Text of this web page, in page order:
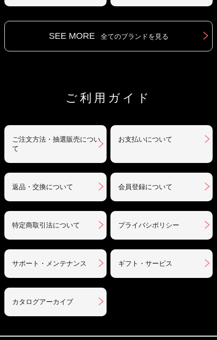
SEE MORE 全てのブランドを見る
ご利用ガイド
ご注文方法・抽選販売につい
て
お支払いについて
返品・交換について 会員登録について
特定商取引法について プライバシポリシー
サポート・メンテナンス ギフト・サービス
カタログアーカイブ